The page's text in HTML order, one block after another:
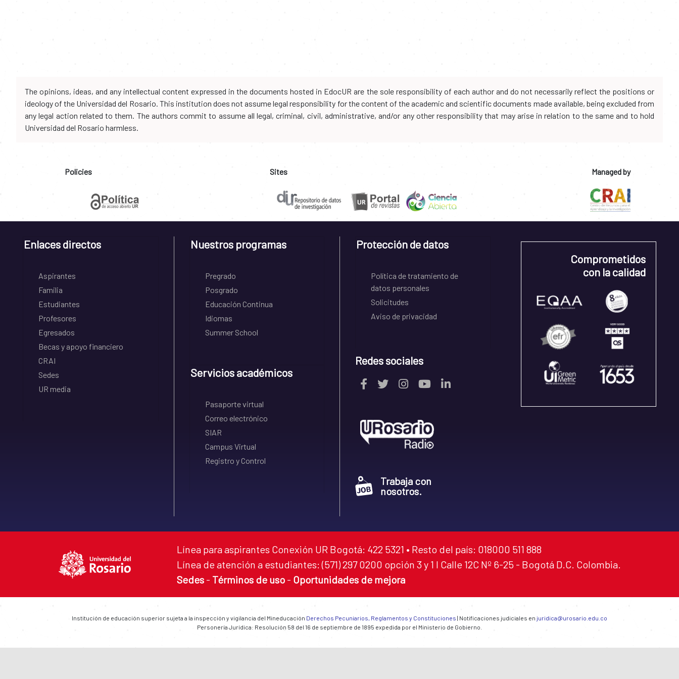
The opinions, ideas, and any intellectual content expressed in the documents hosted in EdocUR are the sole responsibility of each author and do not necessarily reflect the positions or
ideology of the Universidad del Rosario. This institution does not assume legal responsibility for the content of the academic and scientific documents made available, being excluded from
any legal action related to them. The authors commit to assume all legal, criminal, civil, administrative, and/or any other responsibility that may arise in relation to the same and to hold
Universidad del Rosario harmless.
Policies Sites Managed by
Enlaces directos
Aspirantes
Familia
Estudiantes
Profesores
Egresados
Becas y apoyo financiero
CRAI
Sedes
UR media
Nuestros programas
Pregrado
Posgrado
Educación Continua
Idiomas
Summer School
Servicios académicos
Pasaporte virtual
Correo electrónico
SIAR
Campus Virtual
Registro y Control
Protección de datos
Política de tratamiento de
datos personales
Solicitudes
Aviso de privacidad
Redes sociales
Trabaja con
nosotros.
Comprometidos
con la calidad
Línea para aspirantes Conexión UR Bogotá: 422 5321 • Resto del país: 018000 511 888
Línea de atención a estudiantes: (571) 297 0200 opción 3 y 1 I Calle 12C Nº 6-25 - Bogotá D.C. Colombia.
Sedes - Términos de uso - Oportunidades de mejora
Institución de educación superior sujeta a la inspección y vigilancia del Mineducación Derechos Pecuniarios, Reglamentos y Constituciones | Notificaciones judiciales en juridica@urosario.edu.co
Personería Jurídica: Resolución 58 del 16 de septiembre de 1895 expedida por el Ministerio de Gobierno.